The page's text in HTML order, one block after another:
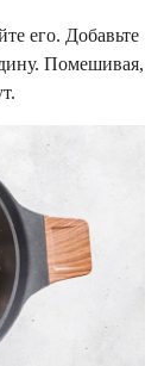
его. Добавьте
Помешивая,